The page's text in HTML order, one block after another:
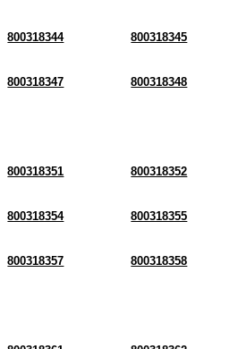
800318344 800318345
800318347 800318348
800318351 800318352
800318354 800318355
800318357 800318358